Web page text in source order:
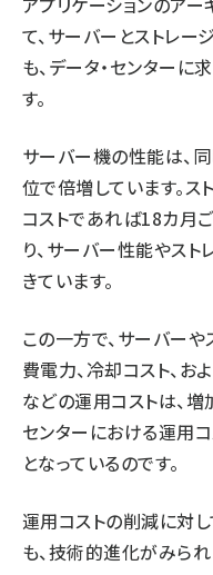
て、サーバーとストレー
も、データ・センター
す。
サーバー機の性能は、
位で倍増しています。ス
コストであれば18カ月
り、サーバー性能やス
きています。
この一方で、サーバー
費電力、冷却コスト、
などの運用コストは、増
センターにおける運用
となっているのです。
運用コストの削減に対し
も、技術的進化がみられ